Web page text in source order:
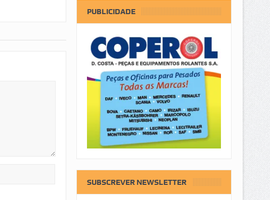
PUBLICIDADE
SUBSCREVER NEWSLETTER